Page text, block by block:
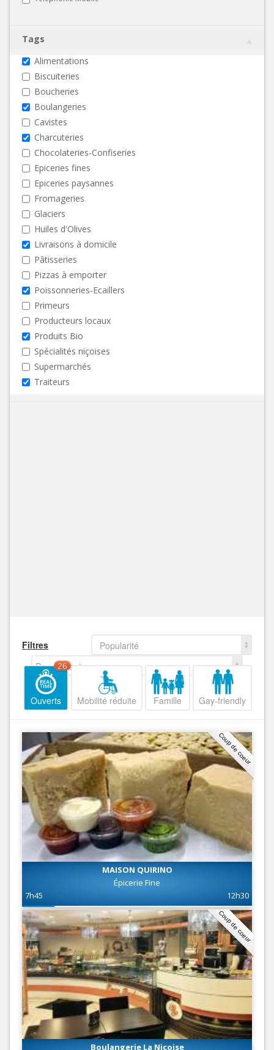
Tags
Alimentations
Biscuiteries
Boucheries
Boulangeries
Cavistes
Charcuteries
Chocolateries-Confiseries
Epiceries fines
Epiceries paysannes
Fromageries
Glaciers
Huiles d'Olives
Livraisons à domicile
Pâtisseries
Pizzas à emporter
Poissonneries-Ecaillers
Primeurs
Producteurs locaux
Produits Bio
Spécialités niçoises
Supermarchés
Traiteurs
Filtres
Popularité
Decroissant
Ouverts
26
Mobilité réduite Famille Gay-friendly
Coup de coeur
MAISON QUIRINO
Épicerie Fine
7h45
12h30
Coup de coeur
Boulangerie La Niçoise